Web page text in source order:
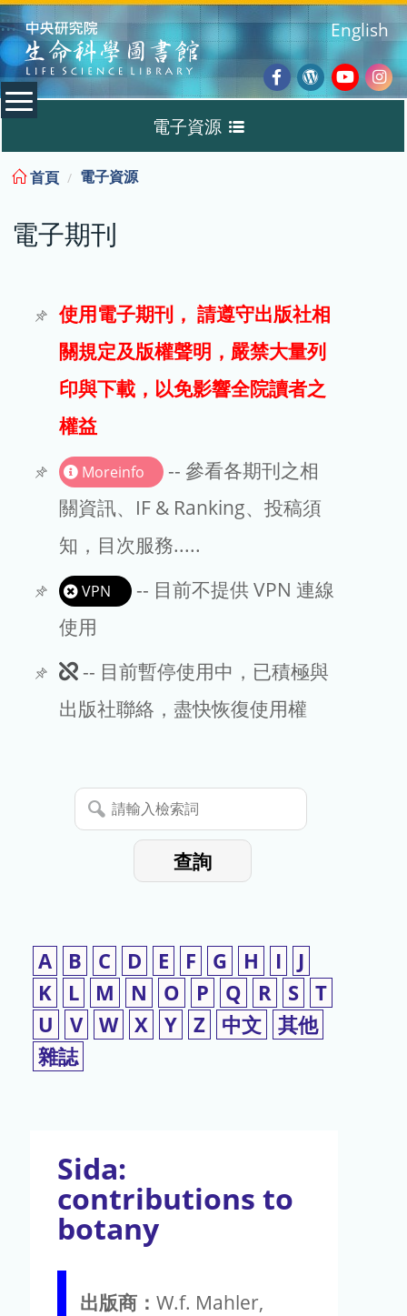
:::
Facebook
Wordpress
English
電子資源
電子期刊
試用
文章處理費
EndNote
首頁 電子資源
電子期刊
使用電子期刊， 請遵守出版社相
關規定及版權聲明，嚴禁大量列
印與下載，以免影響全院讀者之
權益
Moreinfo
-- 參看各期刊之相
關資訊、IF & Ranking、投稿須
知，目次服務.....
VPN
-- 目前不提供 VPN 連線
使用
此
期
暫
停
-- 目前暫停使用中，已積極與
出版社聯絡，盡快恢復使用權
請
輸
查詢
A B C D E F G H I
J
K
L M N O P Q R S T
U
V W X Y Z 中文 其他
雜誌
Sida:
contributions to
botany
出版商： W.f. Mahler,